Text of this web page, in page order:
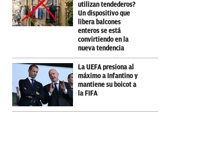
utilizan tendederos?
Un dispositivo que
libera balcones
enteros se está
convirtiendo en la
nueva tendencia
La UEFA presiona al
máximo a Infantino y
mantiene su boicot a
la FIFA